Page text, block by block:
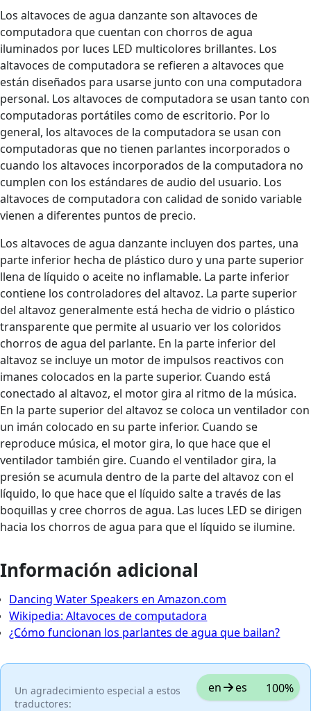
Los altavoces de agua danzante son altavoces de
computadora que cuentan con chorros de agua
iluminados por luces LED multicolores brillantes. Los
altavoces de computadora se refieren a altavoces que
están diseñados para usarse junto con una computadora
personal. Los altavoces de computadora se usan tanto con
computadoras portátiles como de escritorio. Por lo
general, los altavoces de la computadora se usan con
computadoras que no tienen parlantes incorporados o
cuando los altavoces incorporados de la computadora no
cumplen con los estándares de audio del usuario. Los
altavoces de computadora con calidad de sonido variable
vienen a diferentes puntos de precio.
Los altavoces de agua danzante incluyen dos partes, una
parte inferior hecha de plástico duro y una parte superior
llena de líquido o aceite no inflamable. La parte inferior
contiene los controladores del altavoz. La parte superior
del altavoz generalmente está hecha de vidrio o plástico
transparente que permite al usuario ver los coloridos
chorros de agua del parlante. En la parte inferior del
altavoz se incluye un motor de impulsos reactivos con
imanes colocados en la parte superior. Cuando está
conectado al altavoz, el motor gira al ritmo de la música.
En la parte superior del altavoz se coloca un ventilador con
un imán colocado en su parte inferior. Cuando se
reproduce música, el motor gira, lo que hace que el
ventilador también gire. Cuando el ventilador gira, la
presión se acumula dentro de la parte del altavoz con el
líquido, lo que hace que el líquido salte a través de las
boquillas y cree chorros de agua. Las luces LED se dirigen
hacia los chorros de agua para que el líquido se ilumine.
Información adicional
Dancing Water Speakers en Amazon.com
Wikipedia: Altavoces de computadora
¿Cómo funcionan los parlantes de agua que bailan?
Un agradecimiento especial a estos
traductores:
en es 100%